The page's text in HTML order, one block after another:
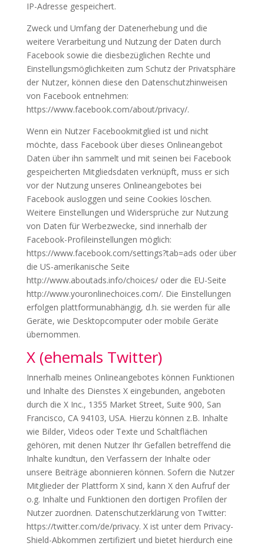
IP-Adresse gespeichert.
Zweck und Umfang der Datenerhebung und die
weitere Verarbeitung und Nutzung der Daten durch
Facebook sowie die diesbezüglichen Rechte und
Einstellungsmöglichkeiten zum Schutz der Privatsphäre
der Nutzer, können diese den Datenschutzhinweisen
von Facebook entnehmen:
https://www.facebook.com/about/privacy/.
Wenn ein Nutzer Facebookmitglied ist und nicht
möchte, dass Facebook über dieses Onlineangebot
Daten über ihn sammelt und mit seinen bei Facebook
gespeicherten Mitgliedsdaten verknüpft, muss er sich
vor der Nutzung unseres Onlineangebotes bei
Facebook ausloggen und seine Cookies löschen.
Weitere Einstellungen und Widersprüche zur Nutzung
von Daten für Werbezwecke, sind innerhalb der
Facebook-Profileinstellungen möglich:
https://www.facebook.com/settings?tab=ads oder über
die US-amerikanische Seite
http://www.aboutads.info/choices/ oder die EU-Seite
http://www.youronlinechoices.com/. Die Einstellungen
erfolgen plattformunabhängig, d.h. sie werden für alle
Geräte, wie Desktopcomputer oder mobile Geräte
übernommen.
X (ehemals Twitter)
Innerhalb meines Onlineangebotes können Funktionen
und Inhalte des Dienstes X eingebunden, angeboten
durch die X Inc., 1355 Market Street, Suite 900, San
Francisco, CA 94103, USA. Hierzu können z.B. Inhalte
wie Bilder, Videos oder Texte und Schaltflächen
gehören, mit denen Nutzer Ihr Gefallen betreffend die
Inhalte kundtun, den Verfassern der Inhalte oder
unsere Beiträge abonnieren können. Sofern die Nutzer
Mitglieder der Plattform X sind, kann X den Aufruf der
o.g. Inhalte und Funktionen den dortigen Profilen der
Nutzer zuordnen. Datenschutzerklärung von Twitter:
https://twitter.com/de/privacy. X ist unter dem Privacy-
Shield-Abkommen zertifiziert und bietet hierdurch eine